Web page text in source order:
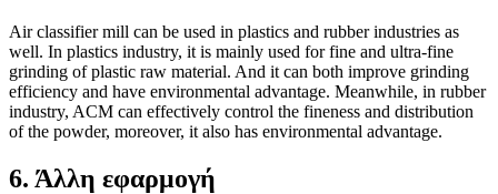
Air classifier mill can be used in plastics and rubber industries as
well. In plastics industry, it is mainly used for fine and ultra-fine
grinding of plastic raw material. And it can both improve grinding
efficiency and have environmental advantage. Meanwhile, in rubber
industry, ACM can effectively control the fineness and distribution
of the powder, moreover, it also has environmental advantage.
6. Άλλη εφαρμογή